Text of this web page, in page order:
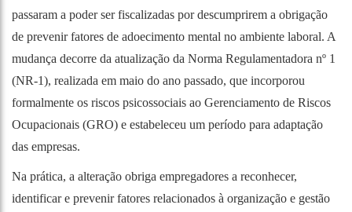
passaram a poder ser fiscalizadas por descumprirem a obrigação
de prevenir fatores de adoecimento mental no ambiente laboral. A
mudança decorre da atualização da Norma Regulamentadora nº 1
(NR-1), realizada em maio do ano passado, que incorporou
formalmente os riscos psicossociais ao Gerenciamento de Riscos
Ocupacionais (GRO) e estabeleceu um período para adaptação
das empresas.
Na prática, a alteração obriga empregadores a reconhecer,
identificar e prevenir fatores relacionados à organização e gestão